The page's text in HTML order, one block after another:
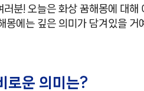
분! 오늘은 화상 꿈해몽에 대
몽에는 깊은 의미가 담겨있을 거
로운 의미는?